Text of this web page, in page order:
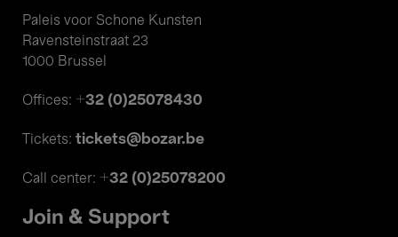
Paleis voor Schone Kunsten
Ravensteinstraat 23
1000 Brussel
Offices: +32 (0)25078430
Tickets: tickets@bozar.be
Call center: +32 (0)25078200
Join & Support